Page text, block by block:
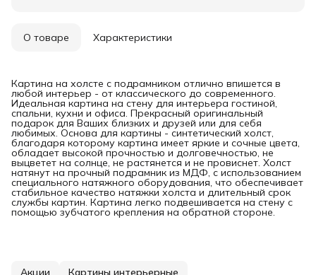
О товаре Характеристики
Картина на холсте с подрамником отлично впишется в
любой интерьер - от классического до современного.
Идеальная картина на стену для интерьера гостиной,
спальни, кухни и офиса. Прекрасный оригинальный
подарок для Ваших близких и друзей или для себя
любимых. Основа для картины - синтетический холст,
благодаря которому картина имеет яркие и сочные цвета,
обладает высокой прочностью и долговечностью, не
выцветет на солнце, не растянется и не провиснет. Холст
натянут на прочный подрамник из МДФ, с использованием
специального натяжного оборудования, что обеспечивает
стабильное качество натяжки холста и длительный срок
службы картин. Картина легко подвешивается на стену с
помощью зубчатого крепления на обратной стороне.
Акции Картины интерьерные